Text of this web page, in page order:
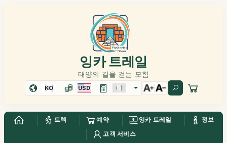
잉카 트레일
태양의 길을 걷는 모험
KO USD
트렉 예약 잉카 트레일
정보
고객 서비스